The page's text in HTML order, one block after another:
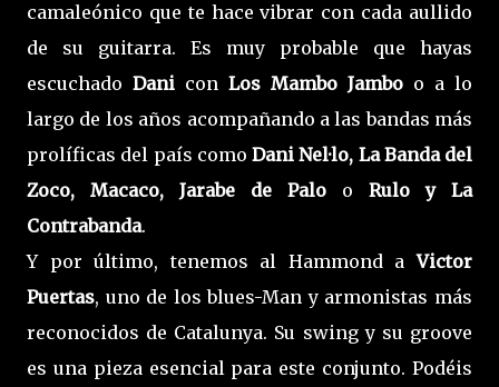
camaleónico que te hace vibrar con cada aullido
de su guitarra. Es muy probable que hayas
escuchado Dani con Los Mambo Jambo o a lo
largo de los años acompañando a las bandas más
prolíficas del país como Dani Nel·lo, La Banda del
Zoco, Macaco, Jarabe de Palo o Rulo y La
Contrabanda.
Y por último, tenemos al Hammond aVictor
Puertas, uno de los blues-Man y armonistas más
reconocidos de Catalunya. Su swing y su groove
es una pieza esencial para este conjunto. Podéis